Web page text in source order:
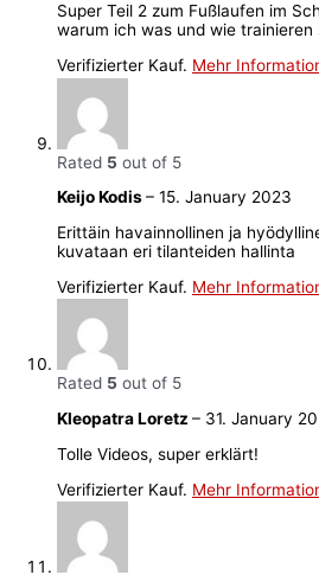
Super Teil 2 zum Fußlaufen im
warum ich was und wie trainieren
Verifizierter Kauf. Mehr
Rated 5 out of 5
Keijo Kodis– 15. January 2023
Erittäin havainnollinen ja
kuvataan eri tilanteiden hallinta
Verifizierter Kauf. Mehr
Rated 5 out of 5
Kleopatra Loretz – 31. January
Tolle Videos, super erklärt!
Verifizierter Kauf. Mehr